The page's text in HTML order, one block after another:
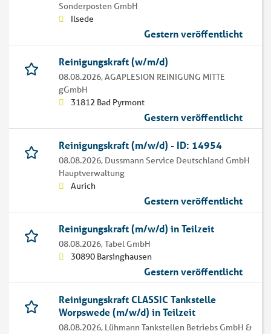
Sonderposten GmbH
Ilsede
Gestern veröffentlicht
Reinigungskraft (w/m/d)
08.08.2026,AGAPLESION REINIGUNG MITTE
gGmbH
31812 Bad Pyrmont
Gestern veröffentlicht
Reinigungskraft (m/w/d) - ID: 14954
08.08.2026, Dussmann Service Deutschland GmbH
Hauptverwaltung
Aurich
Gestern veröffentlicht
Reinigungskraft (m/w/d) in Teilzeit
08.08.2026,Tabel GmbH
30890 Barsinghausen
Gestern veröffentlicht
Reinigungskraft CLASSIC Tankstelle
Worpswede (m/w/d) in Teilzeit
08.08.2026, Lühmann Tankstellen Betriebs GmbH &